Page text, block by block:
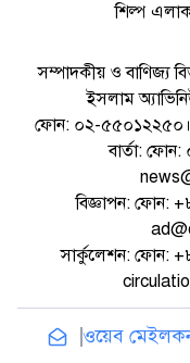
শিল্প
সম্পাদকীয় ও বাণিজ্য
ইসলাম
ফোন: ০২-
বার্তা:
বিজ্ঞাপন:
সার্কুলেশন: ফোন:
ওয়েব মেইল